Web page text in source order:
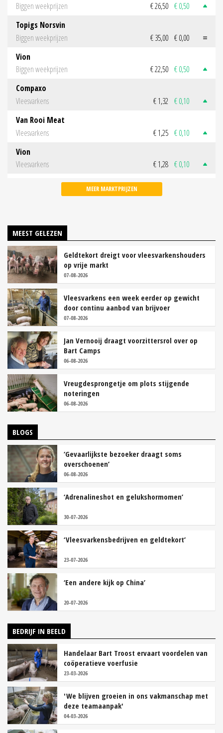
Biggen weekprijzen € 26,50 € 0,50
Topigs Norsvin
Biggen weekprijzen
€ 35,00 € 0,00
Vion
Biggen weekprijzen
€ 22,50 € 0,50
Compaxo
Vleesvarkens
€ 1,32 € 0,10
Van Rooi Meat
Vleesvarkens
€ 1,25 € 0,10
Vion
Vleesvarkens
€ 1,28 € 0,10
MEER MARKTPRIJZEN
MEEST GELEZEN
Geldtekort dreigt voor vleesvarkenshouders
op vrije markt
07-08-2026
Vleesvarkens een week eerder op gewicht
door continu aanbod van brijvoer
07-08-2026
Jan Vernooij draagt voorzittersrol over op
Bart Camps
06-08-2026
Vreugdesprongetje om plots stijgende
noteringen
06-08-2026
BLOGS
‘Gevaarlijkste bezoeker draagt soms
overschoenen’
06-08-2026
‘Adrenalineshot en gelukshormomen’
30-07-2026
‘Vleesvarkensbedrijven en geldtekort’
23-07-2026
‘Een andere kijk op China’
20-07-2026
BEDRIJF IN BEELD
Handelaar Bart Troost ervaart voordelen van
coöperatieve voerfusie
23-03-2026
'We blijven groeien in ons vakmanschap met
deze teamaanpak'
04-03-2026